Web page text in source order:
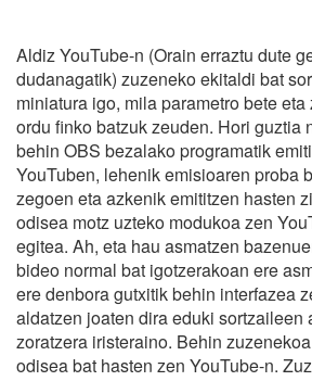
Aldiz YouTube-n (Orain erraztu dute
dudanagatik) zuzeneko ekitaldi bat
miniatura igo, mila parametro bete
ordu finko batzuk zeuden. Hori guztia
behin OBS bezalako programatik
YouTuben, lehenik emisioaren proba
zegoen eta azkenik emititzen hasten
odisea motz uzteko modukoa zen
egitea. Ah, eta hau asmatzen
bideo normal bat igotzerakoan ere
ere denbora gutxitik behin interfazea
aldatzen joaten dira eduki sortzaileen
zoratzera iristeraino. Behin
odisea bat hasten zen YouTube-n.